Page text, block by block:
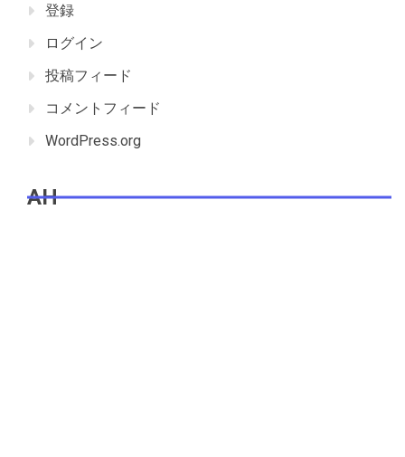
登録
ログイン
投稿フィード
コメントフィード
WordPress.org
AH